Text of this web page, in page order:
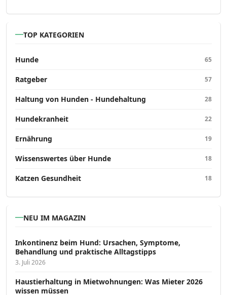
TOP KATEGORIEN
Hunde 65
Ratgeber 57
Haltung von Hunden - Hundehaltung 28
Hundekranheit 22
Ernährung 19
Wissenswertes über Hunde 18
Katzen Gesundheit 18
NEU IM MAGAZIN
Inkontinenz beim Hund: Ursachen, Symptome,
Behandlung und praktische Alltagstipps
3. Juli 2026
Haustierhaltung in Mietwohnungen: Was Mieter 2026
wissen müssen